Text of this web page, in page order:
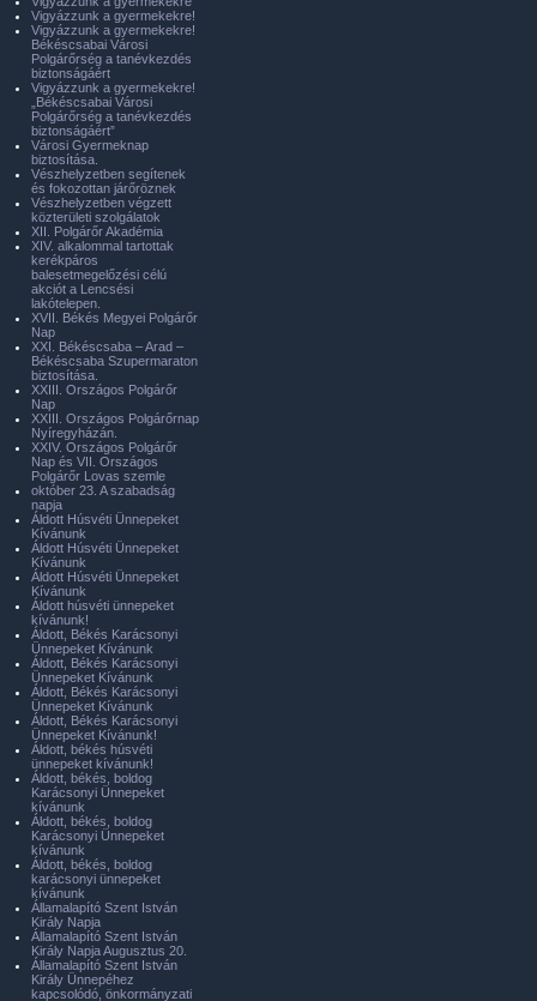
Vigyázzunk a gyermekekre!
Vigyázzunk a gyermekekre!
Békéscsabai Városi
Polgárőrség a tanévkezdés
biztonságáért
Vigyázzunk a gyermekekre!
„Békéscsabai Városi
Polgárőrség a tanévkezdés
biztonságáért”
Városi Gyermeknap
biztosítása.
Vészhelyzetben segítenek
és fokozottan járőröznek
Vészhelyzetben végzett
közterületi szolgálatok
XII. Polgárőr Akadémia
XIV. alkalommal tartottak
kerékpáros
balesetmegelőzési célú
akciót a Lencsési
lakótelepen.
XVII. Békés Megyei Polgárőr
Nap
XXI. Békéscsaba – Arad –
Békéscsaba Szupermaraton
biztosítása.
XXIII. Országos Polgárőr
Nap
XXIII. Országos Polgárőrnap
Nyíregyházán.
XXIV. Országos Polgárőr
Nap és VII. Országos
Polgárőr Lovas szemle
október 23. A szabadság
napja
Áldott Húsvéti Ünnepeket
Kívánunk
Áldott Húsvéti Ünnepeket
Kívánunk
Áldott Húsvéti Ünnepeket
Kívánunk
Áldott húsvéti ünnepeket
kívánunk!
Áldott, Békés Karácsonyi
Ünnepeket Kívánunk
Áldott, Békés Karácsonyi
Ünnepeket Kívánunk
Áldott, Békés Karácsonyi
Ünnepeket Kívánunk
Áldott, Békés Karácsonyi
Ünnepeket Kívánunk!
Áldott, békés húsvéti
ünnepeket kívánunk!
Áldott, békés, boldog
Karácsonyi Ünnepeket
kívánunk
Áldott, békés, boldog
Karácsonyi Ünnepeket
kívánunk
Áldott, békés, boldog
karácsonyi ünnepeket
kívánunk
Államalapító Szent István
Király Napja
Államalapító Szent István
Király Napja Augusztus 20.
Államalapító Szent István
Király Ünnepéhez
kapcsolódó, önkormányzati